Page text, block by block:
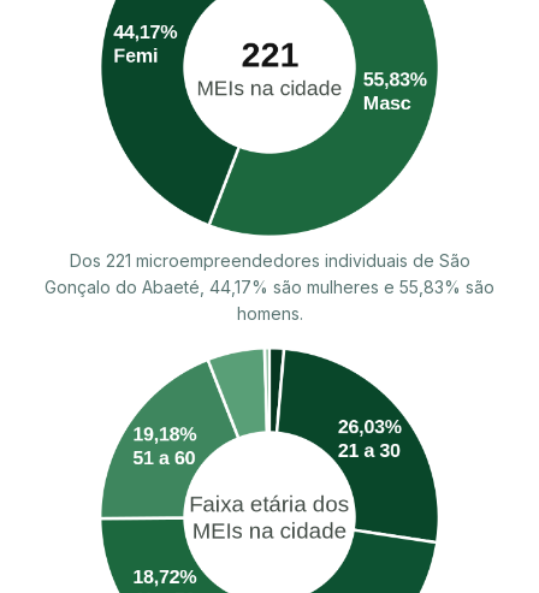
Dos 221 microempreendedores individuais de São
Gonçalo do Abaeté, 44,17% são mulheres e 55,83% são
homens.